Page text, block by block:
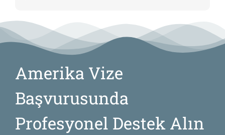
Amerika Vize
Başvurusunda
Profesyonel Destek Alın